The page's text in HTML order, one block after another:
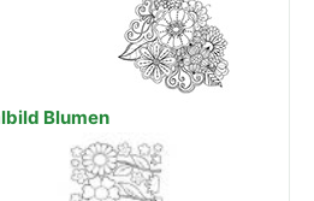
Blumen